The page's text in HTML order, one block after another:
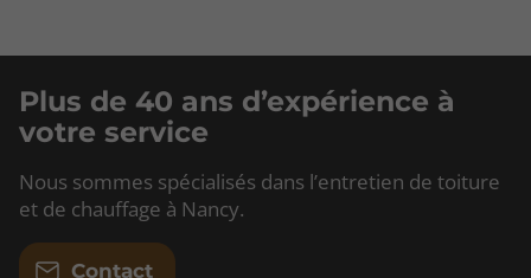
Plus de 40 ans d’expérience à
votre service
Nous sommes spécialisés dans l’entretien de toiture
et de chauffage à Nancy.
Contact